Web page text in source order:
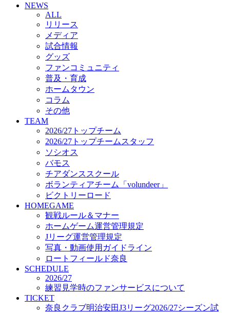
ボランティアチーム「volundeer」
ビクトリーロード
HOMEGAME
観戦ルール＆マナー
ホームゲーム運営管理規定
Jリーグ運営管理規定
写真・動画使用ガイドライン
ロートフィールド奈良
SCHEDULE
2026/27
練習見学時のファンサービスについて
TICKET
奈良クラブ明治安田J3リーグ2026/27シーズン試
合観戦チケット
奈良クラブ明治安田Ｊ3リーグ 2026/27シーズン
「鹿パス」
観戦ルール＆マナー
FANCOMMUNITY
2026/27ファンコミュニティ
サポートショップ
GOODS
オフィシャルストア（実店舗）
オンラインストア
ACADEMY
アカデミーについて
プロジェクト
コーチ&スタッフ
ジュニア
ジュニアユース
ユース
NEWS
ALL
リリース
メディア
試合情報
グッズ
ファンコミュニティ
普及・育成
ホームタウン
コラム
その他
TEAM
2026/27トップチーム
2026/27トップチームスタッフ
ソシオス
バモス
チアダンススクール
ボランティアチーム「volundeer」
ビクトリーロード
HOMEGAME
観戦ルール＆マナー
ホームゲーム運営管理規定
Jリーグ運営管理規定
写真・動画使用ガイドライン
ロートフィールド奈良
SCHEDULE
2026/27
練習見学時のファンサービスについて
TICKET
奈良クラブ明治安田J3リーグ2026/27シーズン試